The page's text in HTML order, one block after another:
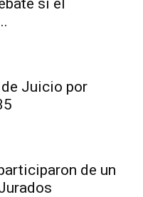
si el
Juicio por
de un